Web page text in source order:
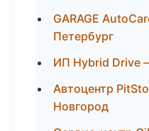
GARAGE
Петербург
ИП Hybrid Drive
Автоцентр
Новгород